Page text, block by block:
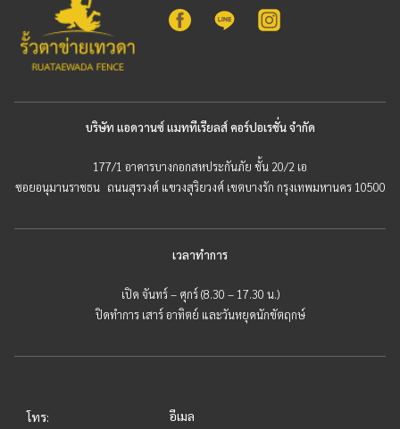
บริษัท แอดวานซ์ แมททีเรียลส์ คอร์ปอเรชั่น จำกัด
177/1 อาคารบางกอกสหประกันภัย ชั้น 20/2 เอ
ซอยอนุมานราชธน ถนนสุรวงศ์ แขวงสุริยวงศ์ เขตบางรัก กรุงเทพมหานคร 10500
เวลาทำการ
เปิด จันทร์ – ศุกร์ (8.30 – 17.30 น.)
ปิดทำการ เสาร์ อาทิตย์ และวันหยุดนักขัตฤกษ์
โทร: อีเมล